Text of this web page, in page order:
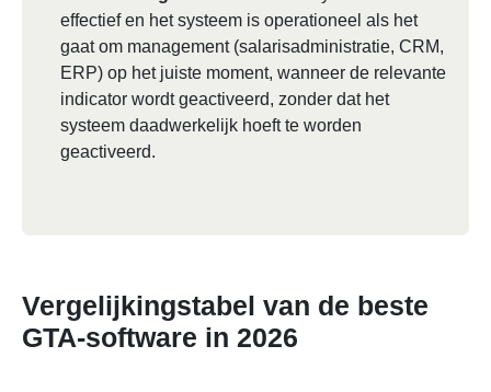
effectief en het systeem is operationeel als het
gaat om management (salarisadministratie, CRM,
ERP) op het juiste moment, wanneer de relevante
indicator wordt geactiveerd, zonder dat het
systeem daadwerkelijk hoeft te worden
geactiveerd.
Vergelijkingstabel van de beste
GTA-software in 2026